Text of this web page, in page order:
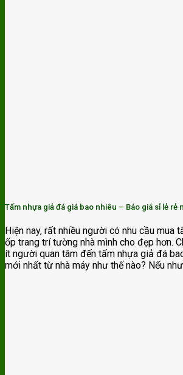
Tấm nhựa giả đá giá bao nhiêu – Báo giá sỉ lẻ rẻ
Hiện nay, rất nhiều người có nhu cầu mua
ốp trang trí tường nhà mình cho đẹp hơn.
ít người quan tâm đến tấm nhựa giả đá
mới nhất từ nhà máy như thế nào? Nếu